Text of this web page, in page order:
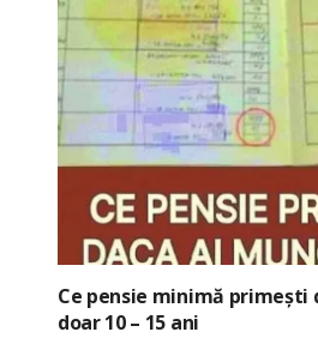
Ce pensie minimă primești
doar 10 – 15 ani